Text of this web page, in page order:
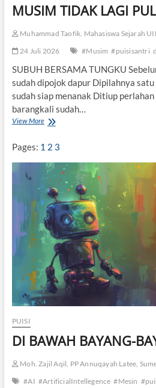
MUSIM TIDAK LAGI
Muhammad Taofik. Mahasiswa Sejarah
24 Juli 2026
#Musim #puisisantri
SUBUH BERSAMA TUNGKU
sudah dipojok dapur Dipilahnya satu
sudah siap menanak Ditiup
barangkali sudah…
View MoreM
I
M
T
D
A
K
L
A
P
U
L
A
Pages: 1 2 3
PUISI
DI BAWAH BAYANG-
Moh. Zajil Aqil, PP Annuqayah Latee,
#AI #ArtificialIntellegence #Mesin